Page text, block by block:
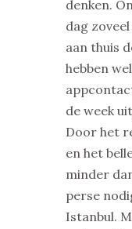
denken.
dag
aan thuis
hebben
de week
Door het
en het
minder
perse
Istanbul.